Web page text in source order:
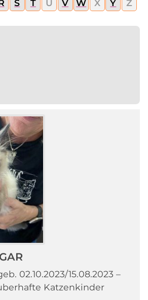
S T U V W X Y Z
02.10.2023/15.08.2023 –
Katzenkinder